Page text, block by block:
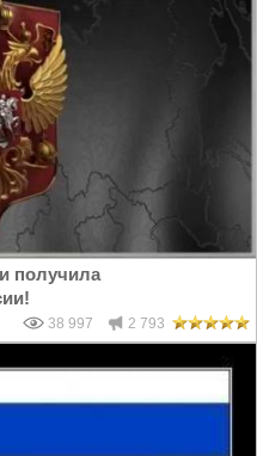
получила
38 997 2 793